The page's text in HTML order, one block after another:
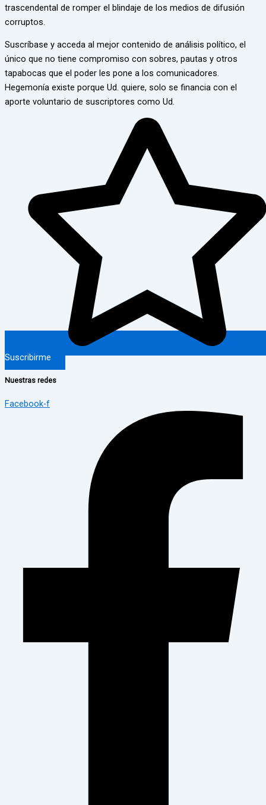
trascendental de romper el blindaje de los medios de difusión
corruptos.
Suscríbase y acceda al mejor contenido de análisis político, el
único que no tiene compromiso con sobres, pautas y otros
tapabocas que el poder les pone a los comunicadores.
Hegemonía existe porque Ud. quiere, solo se financia con el
aporte voluntario de suscriptores como Ud.
Suscribirme
Nuestras redes
Facebook-f